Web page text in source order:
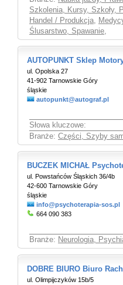
Szkolenia, Kursy, Szkoły,
Handel / Produkcja,
Ślusarstwo, Spawanie,
AUTOPUNKT Sklep
ul. Opolska 27
41-902 Tarnowskie Góry
śląskie
autopunkt@autograf.pl
Słowa kluczowe:
Branże: Części, Szyby
BUCZEK MICHAŁ
ul. Powstańców Śląskich 36/4b
42-600 Tarnowskie Góry
śląskie
info@psychoterapia-sos.pl
664 090 383
Branże: Neurologia,
DOBRE BIURO Biuro
ul. Olimpijczyków 15b/5